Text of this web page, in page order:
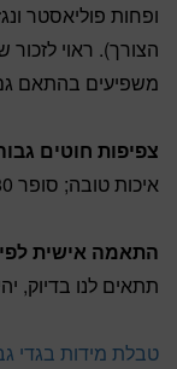
ופחות פוליאסטר
הצורך). ראוי לזכור
משפיעים בהתאם
צפיפות חוטים
איכות טובה; סופר 180 נחשבת לאיכות משובחת במיוחד.
התאמה אישית
תתאים לנו בדיוק,
טבלת מידות בגדי